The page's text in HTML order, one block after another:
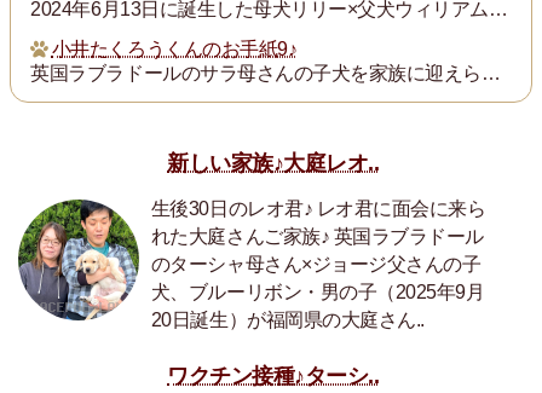
2024年6月13日に誕生した母犬リリー×父犬ウィリアム子犬のの血統書を飼い主の皆様にお送りいたします。
小井たくろうくんのお手紙9♪
英国ラブラドールのサラ母さんの子犬を家族に迎えられた三重県の小井様は、子犬を「たくろう」と名付け楽しく暮らしておられます。このたび小井様からお写真とお手紙をいた...
新しい家族♪大庭レオ..
生後30日のレオ君♪ レオ君に面会に来ら
れた大庭さんご家族♪ 英国ラブラドール
のターシャ母さん×ジョージ父さんの子
犬、ブルーリボン・男の子（2025年9月
20日誕生）が福岡県の大庭さん..
ワクチン接種♪ターシ..